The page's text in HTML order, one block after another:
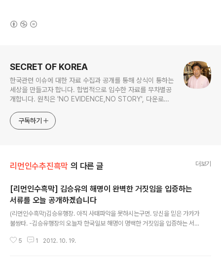
SECRET OF KOREA
한국관련 이슈에 대한 자료 수집과 공개를 통해 상식이 통하는
세상을 만들고자 합니다. 합법적으로 입수한 자료를 무차별공
개합니다. 원칙은 'NO EVIDENCE,NO STORY', 다운로드
jesim56@gmail.com, 안보일때는 구글리더나 RSS로!!
구독하기
리먼인수추진흑막 의 다른 글 더보기
[리먼인수흑막] 김승유의 해명이 완벽한 거짓임을 입증하는
서류를 오늘 공개하겠습니다
(리먼인수흑막)김승유행장. 아직 사태파악을 못하시는구먼. 당신을 믿은 가카가
불쌍타. -김승유행장의 오늘자 한국일보 해명이 명백한 거짓임을 입증하는 서
인수흑막] 김승유,'MB와 강만수 지원 확약'-조건호,민유성, '전광우에 사전브리
5 1 2012. 10. 19.